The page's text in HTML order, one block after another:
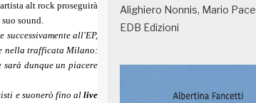
alt rock proseguirà
sound.
all'EP,
nella trafficata Milano:
sarà dunque un piacere
e suonerò fino al live
Alighiero Nonnis, Mario Pace
EDB Edizioni